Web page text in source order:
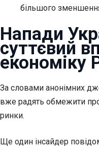
більшого
Напади
суттєвий
економіку
За словами анонімних
вже радять обмежити
ринки.
Ще один інсайдер